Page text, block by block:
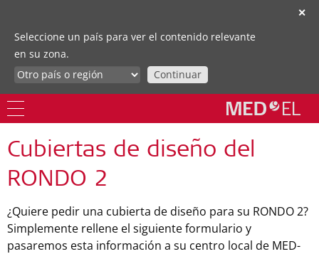
✕
Seleccione un país para ver el contenido relevante
en su zona.
Continuar
Cubiertas de diseño del
RONDO 2
¿Quiere pedir una cubierta de diseño para su RONDO 2?
Simplemente rellene el siguiente formulario y
pasaremos esta información a su centro local de MED-